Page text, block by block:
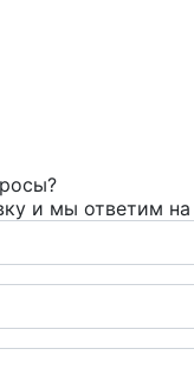
и мы ответим